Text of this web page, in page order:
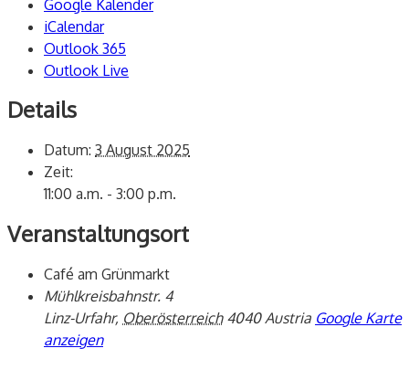
Google Kalender
iCalendar
Outlook 365
Outlook Live
Details
Datum: 3 August 2025
Zeit:
11:00 a.m. - 3:00 p.m.
Veranstaltungsort
Café am Grünmarkt
Mühlkreisbahnstr. 4
Linz-Urfahr, Oberösterreich 4040 Austria Google Karte
anzeigen